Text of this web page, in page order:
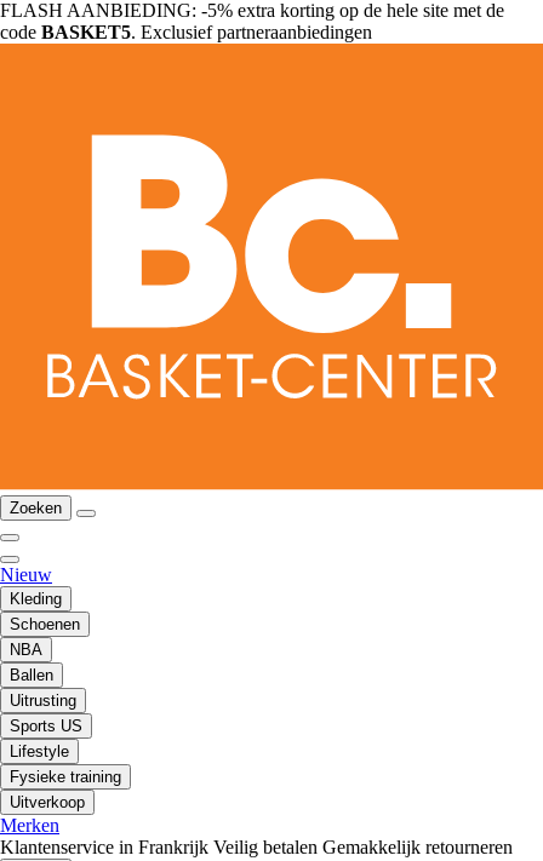
FLASH AANBIEDING: -5% extra korting op de hele site met de
code BASKET5. Exclusief partneraanbiedingen
Zoeken
Nieuw
Kleding
Schoenen
NBA
Ballen
Uitrusting
Sports US
Lifestyle
Fysieke training
Uitverkoop
Merken
Klantenservice in Frankrijk Veilig betalen Gemakkelijk retourneren